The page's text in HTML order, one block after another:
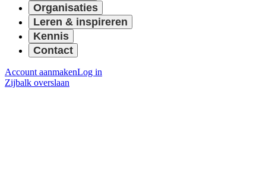
Organisaties
Leren & inspireren
Kennis
Contact
Account aanmakenLog in
Zijbalk overslaan